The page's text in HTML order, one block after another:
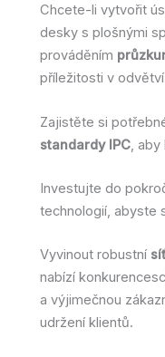
Chcete-li vytvořit
desky s plošnými
prováděním
příležitosti v
Zajistěte si
standardy IPC ,
Investujte do
technologií, abyste
Vyvinout robustní
nabízí
a výjimečnou
udržení klientů.